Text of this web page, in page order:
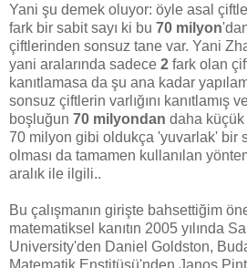
Yani şu demek oluyor: öyle asal
fark bir sabit sayı ki bu 70 milyon
çiftlerinden sonsuz tane var. Yani
yani aralarında sadece 2 fark olan
kanıtlamasa da şu ana kadar
sonsuz çiftlerin varlığını kanıtlamış
boşluğun 70 milyondan daha
70 milyon gibi oldukça 'yuvarlak' bir
olması da tamamen kullanılan
aralık ile ilgili..
Bu çalışmanın girişte bahsettiğim
matematiksel kanıtın 2005 yılında
University'den Daniel Goldston,
Matematik Enstitüsü'nden Janos